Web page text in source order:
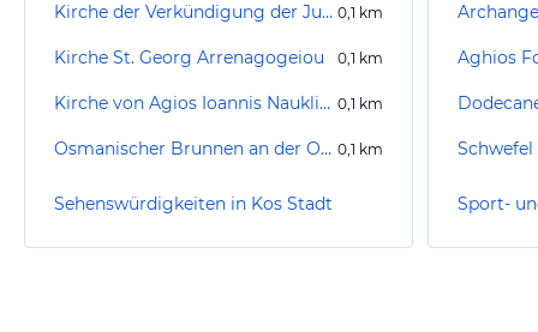
Kirche der Verkündigung der Jungfrau Maria 0,1 km
Kirche St. Georg Arrenagogeiou 0,1 km
Kirche von Agios Ioannis Naukliros 0,1 km
Osmanischer Brunnen an der Olympiados / Heilige Kerk van Agios Ioannis Naukliros 0,1 km
Sehenswürdigkeiten in Kos Stadt
Aghios